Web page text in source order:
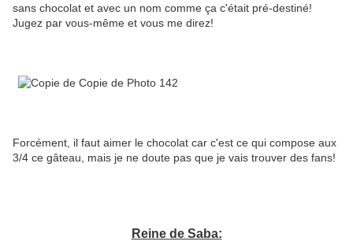
sans chocolat et avec un nom comme ça c'était pré-destiné!
Jugez par vous-même et vous me direz!
Forcément, il faut aimer le chocolat car c'est ce qui compose aux
3/4 ce gâteau, mais je ne doute pas que je vais trouver des fans!
Reine de Saba: